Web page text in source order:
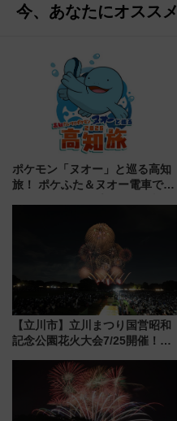
今、あなたにオススメ
ポケモン「ヌオー」と巡る高知
旅！ ポケふた＆ヌオー電車で楽
（7月18日スタート）
【立川市】立川まつり国営昭和
記念公園花火大会7/25開催！
混雑に要注意、その理由は